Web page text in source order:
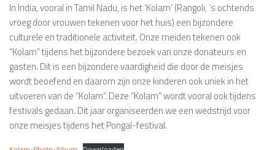
In India, vooral in Tamil Nadu, is het ‘Kolam’ (Rangoli, ‘s ochtends
vroeg door vrouwen tekenen voor het huis) een bijzondere
culturele en traditionele activiteit. Onze meiden tekenen ook
“Kolam” tijdens het bijzondere bezoek van onze donateurs en
gasten. Dit is een bijzondere vaardigheid die door de meisjes
wordt beoefend en daarom zijn onze kinderen ook uniek in het
uitvoeren van de “Kolam”. Deze “Kolam” wordt vooral ook tijdens
festivals gedaan. Dit jaar organiseerden we een wedstrijd voor
onze meisjes tijdens het Pongal-festival.